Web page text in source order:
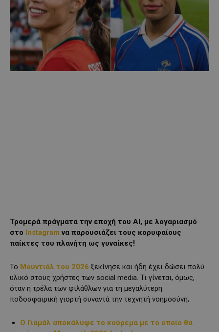
Τρομερά πράγματα την εποχή του ΑΙ, με λογαριασμό
στο Instagram να παρουσιάζει τους κορυφαίους
παίκτες του πλανήτη ως γυναίκες!
Το Μουντιάλ του 2026 ξεκίνησε και ήδη έχει δώσει πολύ
υλικό στους χρήστες των social media. Τι γίνεται, όμως,
όταν η τρέλα των φιλάθλων για τη μεγαλύτερη
ποδοσφαιρική γιορτή συναντά την τεχνητή νοημοσύνη;
Ο Γιαμάλ αποκάλυψε το κούρεμα με το οποίο θα